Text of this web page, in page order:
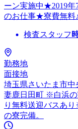
ーン実施中★2019年
のお仕事★寮費無料
検査スタッフ
勤務地
面接地
埼玉県さいたま市
妻鹿日田町 ※白浜
り無料送迎バスあ
の寮完備。